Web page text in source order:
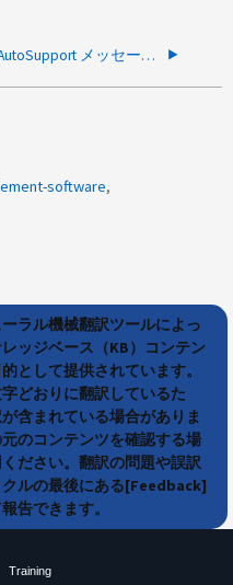
AutoSupport メッセージ：メモリコントローラで、訂正可能な ECC メモリのエラーカウントがしきい値を超えました
software
ラル機械翻訳ツールによっ
ッジベース（KB）コンテン
として提供されています。
どおりに翻訳しているた
含まれている場合がありま
のコンテンツを確認する場
ださい。翻訳の問題や誤訳
ルの最後にある[Feedback]
告できます。
Training